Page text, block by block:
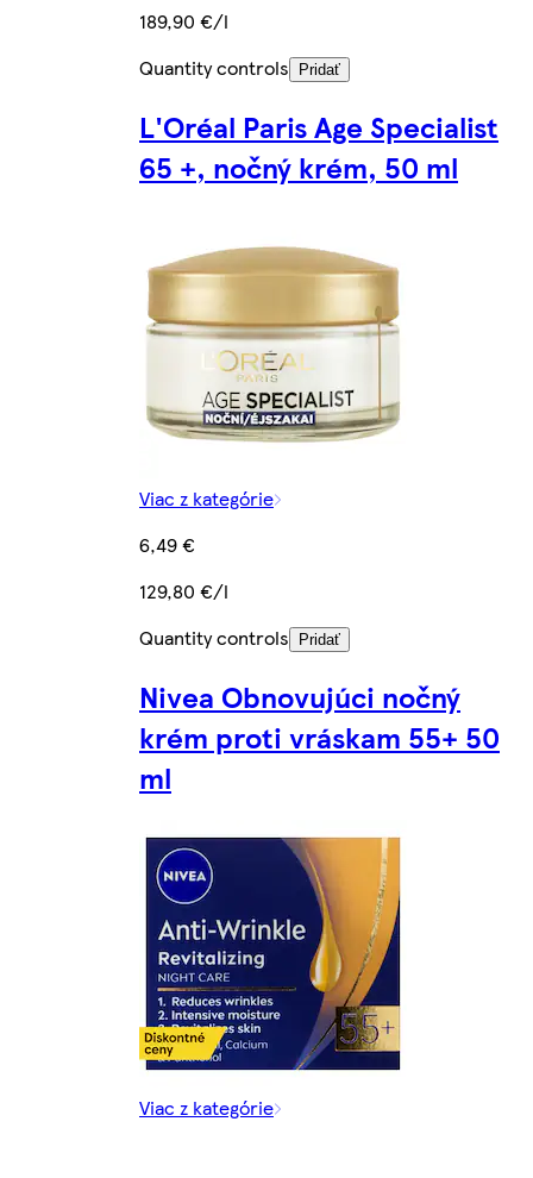
189,90 €/l
Quantity controls
Pridať
L'Oréal Paris Age Specialist
65 +, nočný krém, 50 ml
Viac z kategórie
6,49 €
129,80 €/l
Quantity controls
Pridať
Nivea Obnovujúci nočný
krém proti vráskam 55+ 50
ml
Viac z kategórie